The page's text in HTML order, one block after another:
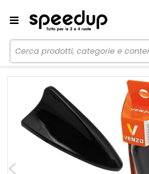
Home Auto Audio elettronica mobile
Antenna Pinna - VENZO